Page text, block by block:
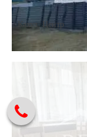
Кахул,Центр